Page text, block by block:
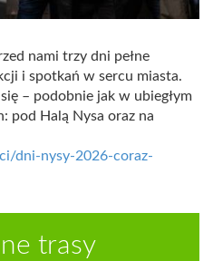
nami trzy dni pełne
i spotkań w sercu miasta.
– podobnie jak w ubiegłym
pod Halą Nysa oraz na
dni-nysy-2026-coraz-
trasy